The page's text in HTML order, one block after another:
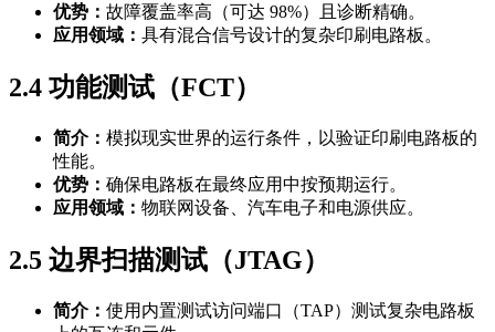
优势： 故障覆盖率高（可达 98%）且诊断精确。
应用领域： 具有混合信号设计的复杂印刷电路板。
2.4 功能测试（FCT）
简介： 模拟现实世界的运行条件，以验证印刷电路板的
性能。
优势： 确保电路板在最终应用中按预期运行。
应用领域： 物联网设备、汽车电子和电源供应。
2.5 边界扫描测试（JTAG）
简介： 使用内置测试访问端口（TAP）测试复杂电路板